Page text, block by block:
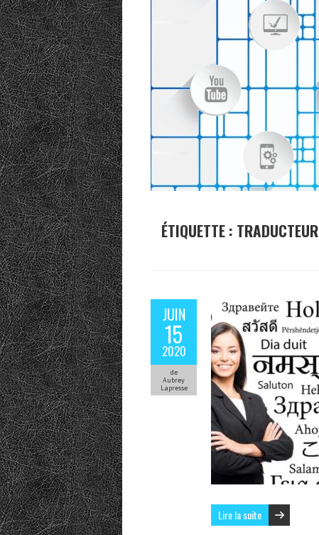
ÉTIQUETTE : TRADUCTEUR
JUIN
15
2020
de
Aubrey
Lapresse
Lire la suite